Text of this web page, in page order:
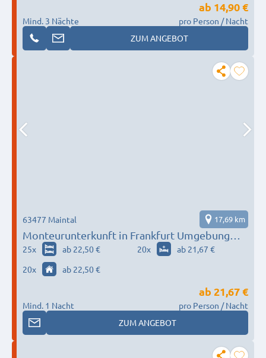
Mind. 3 Nächte
ab 14,90 €
pro Person / Nacht
ZUM ANGEBOT
Monteurunterkunft in Frankfurt Umgebung
nach Wunsch / Bedürfnis
63477 Maintal 17,69 km
25x ab 22,50 € 20x
ab 21,67 €
20x ab 22,50 €
Mind. 1 Nacht
ab 21,67 €
pro Person / Nacht
ZUM ANGEBOT